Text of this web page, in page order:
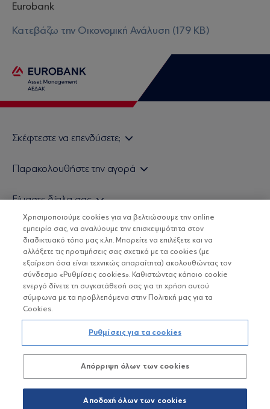
Eurobank
Κατεβάζω την Οικονομική Ανάλυση (179 KB)
Σκέφτεστε να επενδύσετε;
Τιμολογιακή Πολιτική
Δείτε τις πολιτικές μας
Βασικές Γνώσεις
Παρακολουθήστε την αγορά
Τα νέα μας
Χρήσιμοι σύνδεσμοι
Είμαστε δίπλα σας
H Eurobank Asset Management ΑΕΔΑΚ
Επενδυτική φιλοσοφία ESG
Πιστοποιημένα στελέχη και συνεργάτες
Αποστολή Βιογραφικών
ΟΙ ΟΣΕΚΑ ΔΕΝ ΕΧΟΥΝ ΕΓΓΥΗΜΕΝΗ ΑΠΟΔΟΣΗ ΚΑΙ ΟΙ
ΠΡΟΗΓΟΥΜΕΝΕΣ ΑΠΟΔΟΣΕΙΣ ΔΕΝ ΔΙΑΣΦΑΛΙΖΟΥΝ ΤΙΣ
ΜΕΛΛΟΝΤΙΚΕΣ
Copyright © Eurobank ΑΕΔΑΚ
Προστασία Προσωπικών Δεδομένων
Όροι χρήσης
Πολιτική cookies
Χρησιμοποιούμε cookies για να βελτιώσουμε την online
εμπειρία σας, να αναλύουμε την επισκεψιμότητα στον
διαδικτυακό τόπο μας κ.λπ. Μπορείτε να επιλέξετε και να
αλλάξετε τις προτιμήσεις σας σχετικά με τα cookies (με
εξαίρεση όσα είναι τεχνικώς απαραίτητα) ακολουθώντας τον
σύνδεσμο «Ρυθμίσεις cookies». Καθιστώντας κάποιο cookie
ενεργό δίνετε τη συγκατάθεσή σας για τη χρήση αυτού
σύμφωνα με τα προβλεπόμενα στην Πολιτική μας για τα
Cookies.
Ρυθμίσεις για τα cookies
Απόρριψη όλων των cookies
Αποδοχή όλων των cookies